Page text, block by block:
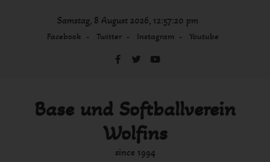
Samstag, 8 August 2026, 12:57:20 pm
Facebook Twitter Instagram Youtube
Base und Softballverein
Wolfins
since 1994